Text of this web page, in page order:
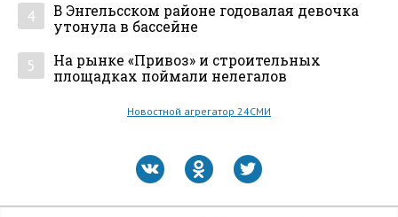
4
В Энгельсском районе годовалая девочка
утонула в бассейне
5
На рынке «Привоз» и строительных
площадках поймали нелегалов
Новостной агрегатор 24СМИ